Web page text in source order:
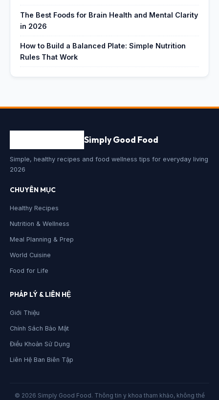
The Best Foods for Brain Health and Mental Clarity
in 2026
How to Build a Balanced Plate: Simple Nutrition
Rules That Work
Simply Good Food
Simple, healthy recipes and food wellness tips for everyday living
2026
CHUYÊN MỤC
Healthy Recipes
Nutrition & Wellness
Meal Planning & Prep
World Cuisine
Food for Life
PHÁP LÝ & LIÊN HỆ
Giới Thiệu
Chính Sách Bảo Mật
Điều Khoản Sử Dụng
Liên Hệ Ban Biên Tập
© 2026 Simply Good Food. Thông tin y khoa tham khảo, không thể